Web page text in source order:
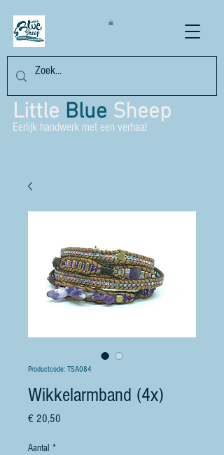
Little Blue Sheep
Eerlijk handwerk met een verhaal
Productcode: TSA084
Wikkelarmband (4x)
€ 20,50
Aantal *